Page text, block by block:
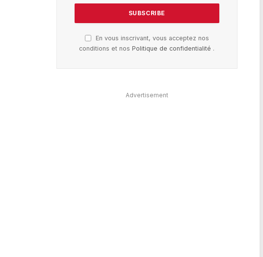
En vous inscrivant, vous acceptez nos
conditions et nosPolitique de confidentialité .
Advertisement